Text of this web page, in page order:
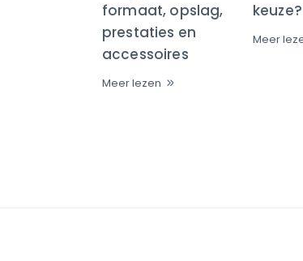
formaat, opslag,
prestaties en
accessoires
Meer lezen
keuze?
Meer